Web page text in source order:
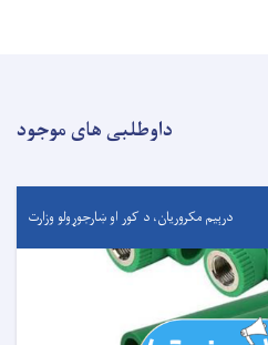
داوطلبی های موجود
درېيم مکروریان، د کور او ښارجوړولو وزارت